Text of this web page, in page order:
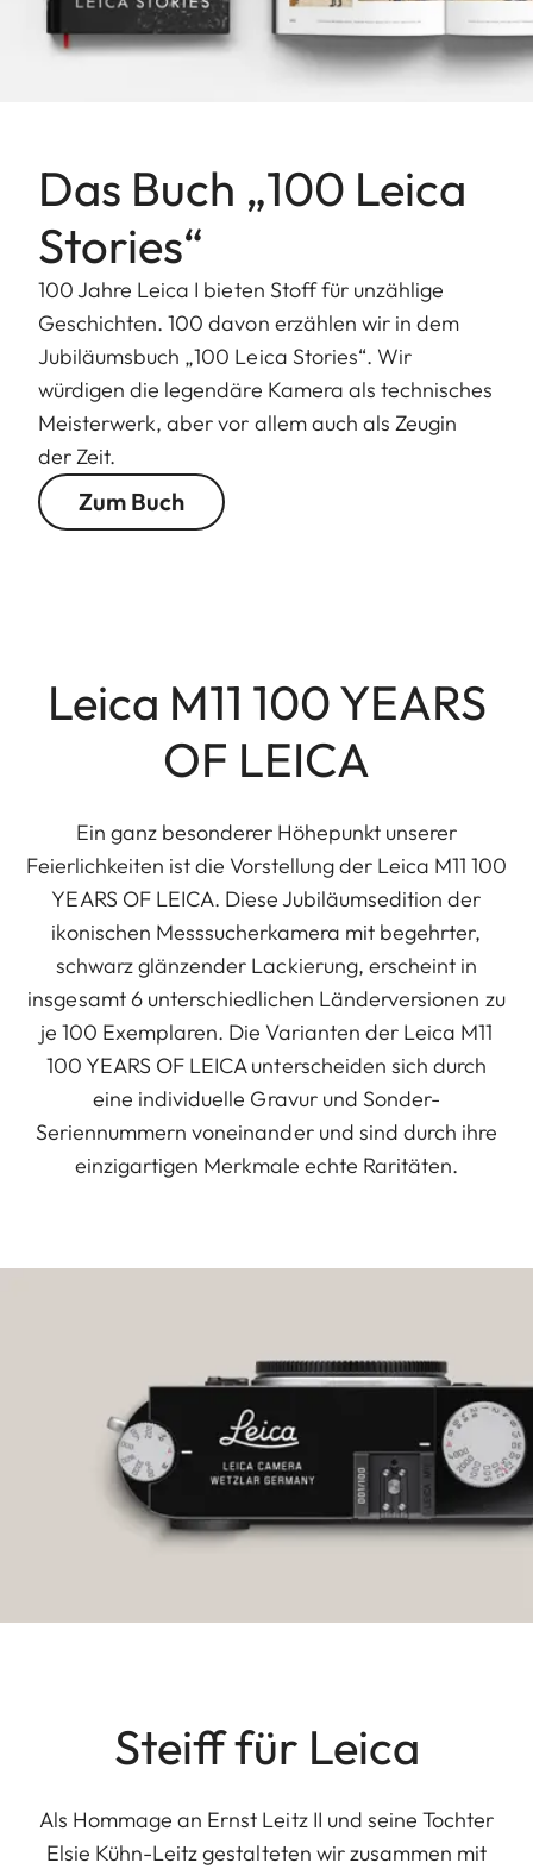
Das Buch „100 Leica
Stories“
100 Jahre Leica I bieten Stoff für unzählige
Geschichten. 100 davon erzählen wir in dem
Jubiläumsbuch „100 Leica Stories“. Wir
würdigen die legendäre Kamera als technisches
Meisterwerk, aber vor allem auch als Zeugin
der Zeit.
Zum Buch
Leica M11 100 YEARS
OF LEICA
Ein ganz besonderer Höhepunkt unserer
Feierlichkeiten ist die Vorstellung der Leica M11 100
YEARS OF LEICA. Diese Jubiläumsedition der
ikonischen Messsucherkamera mit begehrter,
schwarz glänzender Lackierung, erscheint in
insgesamt 6 unterschiedlichen Länderversionen zu
je 100 Exemplaren. Die Varianten der Leica M11
100 YEARS OF LEICA unterscheiden sich durch
eine individuelle Gravur und Sonder-
Seriennummern voneinander und sind durch ihre
einzigartigen Merkmale echte Raritäten.
Steiff für Leica
Als Hommage an Ernst Leitz II und seine Tochter
Elsie Kühn-Leitz gestalteten wir zusammen mit